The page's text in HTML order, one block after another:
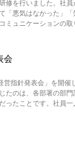
修を行いました。社
「悪気はなかった」
ミュニケーションの取
会
営指針発表会」を開催
たのは、各部署の部
ったことです。社員